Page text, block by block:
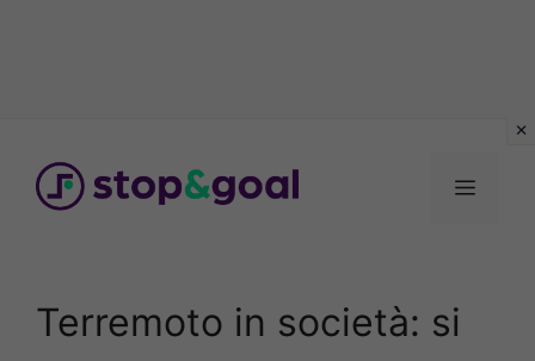
contenuto
Menu
Terremoto in società: si